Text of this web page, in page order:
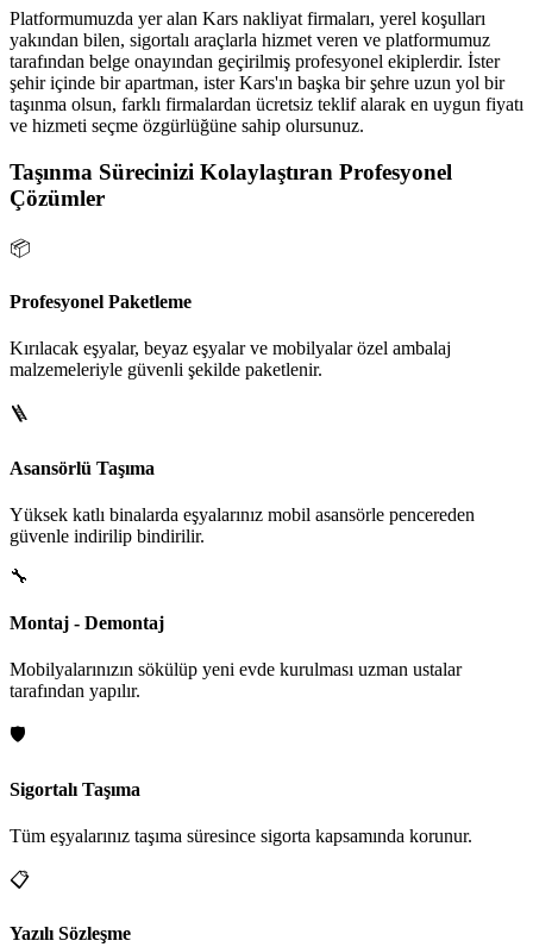
Platformumuzda yer alan Kars nakliyat firmaları, yerel koşulları
yakından bilen, sigortalı araçlarla hizmet veren ve platformumuz
tarafından belge onayından geçirilmiş profesyonel ekiplerdir. İster
şehir içinde bir apartman, ister Kars'ın başka bir şehre uzun yol bir
taşınma olsun, farklı firmalardan ücretsiz teklif alarak en uygun fiyatı
ve hizmeti seçme özgürlüğüne sahip olursunuz.
Taşınma Sürecinizi Kolaylaştıran Profesyonel
Çözümler
📦
Profesyonel Paketleme
Kırılacak eşyalar, beyaz eşyalar ve mobilyalar özel ambalaj
malzemeleriyle güvenli şekilde paketlenir.
🪜
Asansörlü Taşıma
Yüksek katlı binalarda eşyalarınız mobil asansörle pencereden
güvenle indirilip bindirilir.
🔧
Montaj - Demontaj
Mobilyalarınızın sökülüp yeni evde kurulması uzman ustalar
tarafından yapılır.
🛡️
Sigortalı Taşıma
Tüm eşyalarınız taşıma süresince sigorta kapsamında korunur.
📋
Yazılı Sözleşme